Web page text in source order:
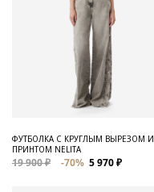
ФУТБОЛКА С КРУГЛЫМ ВЫРЕЗОМ И
ПРИНТОМ NELITA
19 900 ₽ -70% 5 970 ₽